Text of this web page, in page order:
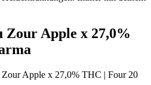
Zour Apple x 27,0%
Apple x 27,0% THC | Four 20